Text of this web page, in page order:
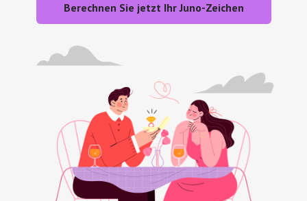
Berechnen Sie jetzt Ihr Juno-Zeichen